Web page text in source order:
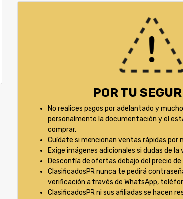
POR TU
No realices pagos por adelantado y
personalmente la documentación y el
comprar.
Cuídate si mencionan ventas rápidas por
Exige imágenes adicionales si dudas de la
Desconfía de ofertas debajo del precio de
ClasificadosPR nunca te pedirá
verificación a través de WhatsApp,
ClasificadosPR ni sus afiliadas se hacen